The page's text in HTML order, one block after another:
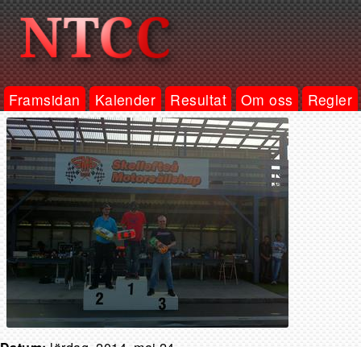
Framsidan Kalender Resultat Om oss Regler